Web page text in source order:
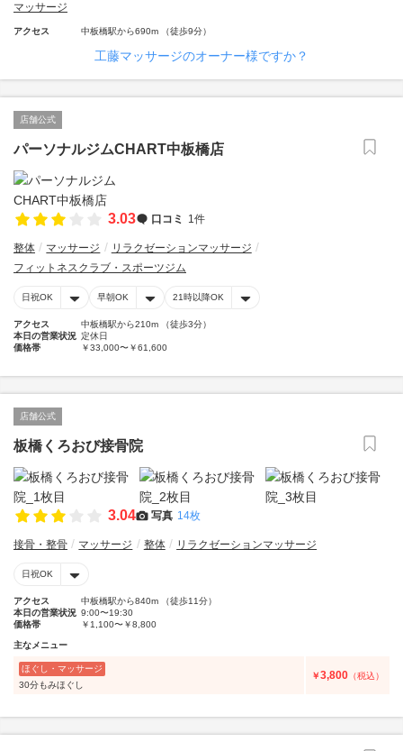
マッサージ
アクセス 中板橋駅から690m （徒歩9分）
工藤マッサージのオーナー様ですか？
店舗公式
パーソナルジムCHART中板橋店
3.03 口コミ 1件
整体 マッサージ
リラクゼーションマッサージ
フィットネスクラブ・スポーツジム
日祝OK 早朝OK 21時以降OK
アクセス
中板橋駅から210m （徒歩3分）
本日の営業状況 定休日
価格帯
￥33,000〜￥61,600
店舗公式
板橋くろおび接骨院
3.04 写真 14枚
接骨・整骨 マッサージ 整体 リラクゼーションマッサージ
日祝OK
アクセス
中板橋駅から840m （徒歩11分）
本日の営業状況 9:00〜19:30
価格帯
￥1,100〜￥8,800
主なメニュー
ほぐし・マッサージ
30分もみほぐし
￥3,800 （税込）